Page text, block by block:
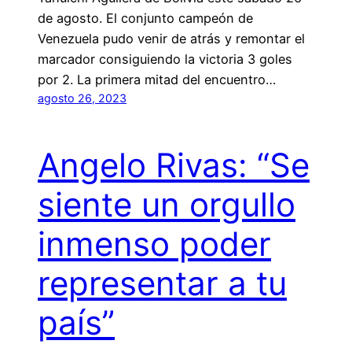
de agosto. El conjunto campeón de
Venezuela pudo venir de atrás y remontar el
marcador consiguiendo la victoria 3 goles
por 2. La primera mitad del encuentro…
agosto 26, 2023
Angelo Rivas: “Se
siente un orgullo
inmenso poder
representar a tu
país”